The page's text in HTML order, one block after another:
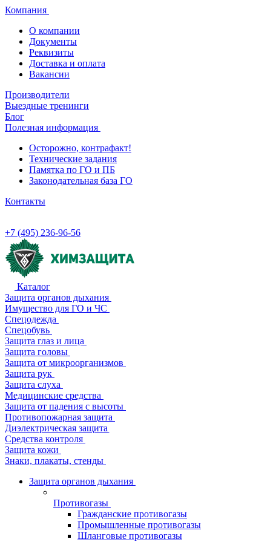
Компания
О компании
Документы
Реквизиты
Доставка и оплата
Вакансии
Производители
Выездные тренинги
Блог
Полезная информация
Осторожно, контрафакт!
Технические задания
Памятка по ГО и ПБ
Законодательная база ГО
Контакты
+7 (495) 236-96-56
Каталог
Защита органов дыхания
Имущество для ГО и ЧС
Спецодежда
Спецобувь
Защита глаз и лица
Защита головы
Защита от микроорганизмов
Защита рук
Защита слуха
Медицинские средства
Защита от падения с высоты
Противопожарная защита
Диэлектрическая защита
Средства контроля
Защита кожи
Знаки, плакаты, стенды
Защита органов дыхания
Противогазы
Гражданские противогазы
Промышленные противогазы
Шланговые противогазы